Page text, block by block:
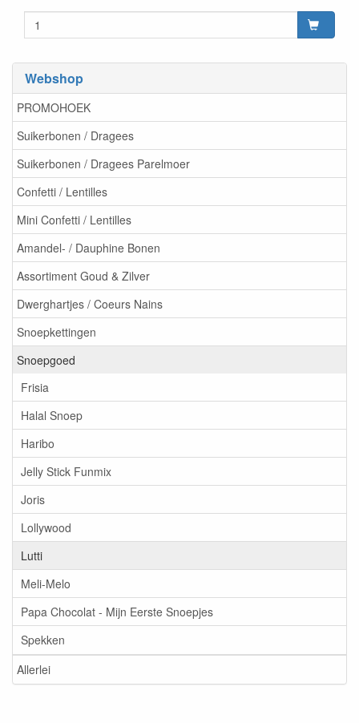
Webshop
PROMOHOEK
Suikerbonen / Dragees
Suikerbonen / Dragees Parelmoer
Confetti / Lentilles
Mini Confetti / Lentilles
Amandel- / Dauphine Bonen
Assortiment Goud & Zilver
Dwerghartjes / Coeurs Nains
Snoepkettingen
Snoepgoed
Frisia
Halal Snoep
Haribo
Jelly Stick Funmix
Joris
Lollywood
Lutti
Meli-Melo
Papa Chocolat - Mijn Eerste Snoepjes
Spekken
Allerlei